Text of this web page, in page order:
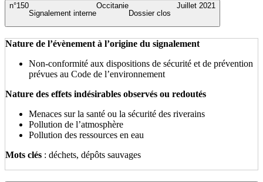
Juillet 2021
Dossier clos
Occitanie
Signalement interne
n°150
Nature de l’évènement à l’origine du signalement
Non-conformité aux dispositions de sécurité et de prévention
prévues au Code de l’environnement
Nature des effets indésirables observés ou redoutés
Menaces sur la santé ou la sécurité des riverains
Pollution de l’atmosphère
Pollution des ressources en eau
Mots clés : déchets, dépôts sauvages